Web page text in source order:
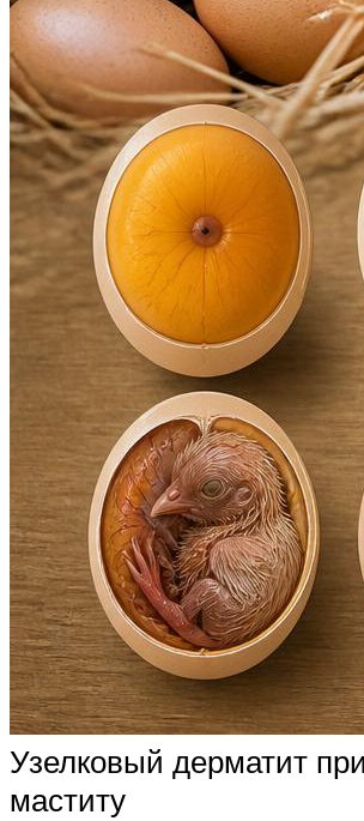
Узелковый дерматит
маститу